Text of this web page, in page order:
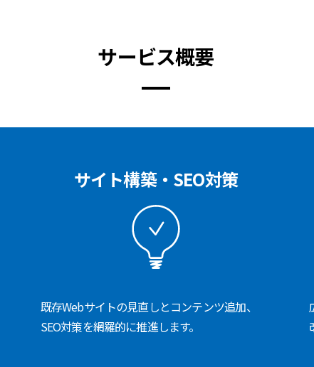
サービス概要
サイト構築・SEO対策
既存Webサイトの見直しとコンテンツ追加、
SEO対策を網羅的に推進します。